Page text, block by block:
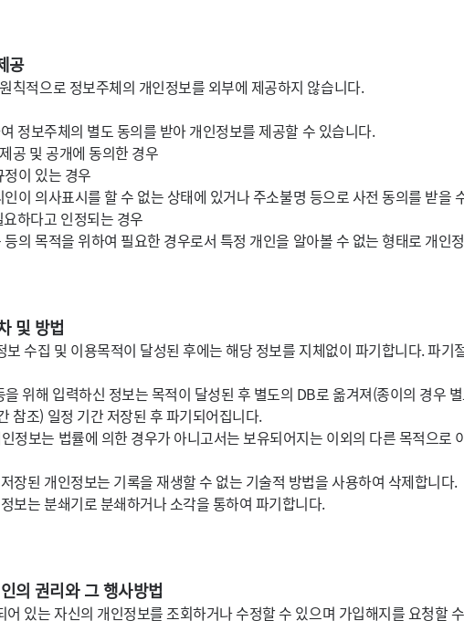
공
칙적으로 정보주체의 개인정보를 외부에 제공하지 않습니다.
정보주체의 별도 동의를 받아 개인정보를 제공할 수 있습니다.
공 및 공개에 동의한 경우
이 있는 경우
이 의사표시를 할 수 없는 상태에 있거나 주소불명 등으로 사전 동의를 받을
하다고 인정되는 경우
의 목적을 위하여 필요한 경우로서 특정 개인을 알아볼 수 없는 형태로 개인
및 방법
보 수집 및 이용목적이 달성된 후에는 해당 정보를 지체없이 파기합니다. 파기
위해 입력하신 정보는 목적이 달성된 후 별도의 DB로 옮겨져(종이의 경우
참조) 일정 기간 저장된 후 파기되어집니다.
정보는 법률에 의한 경우가 아니고서는 보유되어지는 이외의 다른 목적으로
장된 개인정보는 기록을 재생할 수 없는 기술적 방법을 사용하여 삭제합니다.
보는 분쇄기로 분쇄하거나 소각을 통하여 파기합니다.
의 권리와 그 행사방법
어 있는 자신의 개인정보를 조회하거나 수정할 수 있으며 가입해지를 요청할